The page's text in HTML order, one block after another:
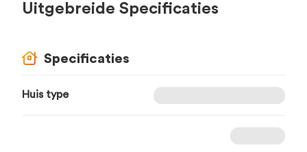
Uitgebreide Specificaties
Specificaties
Huis type